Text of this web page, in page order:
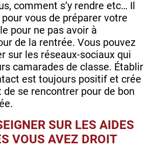
comment s’y rendre etc… Il
vous de préparer votre
pour ne pas avoir à
de la rentrée. Vous pouvez
sur les réseaux-sociaux qui
camarades de classe. Établir
est toujours positif et crée
de se rencontrer pour de bon
SUR LES AIDES
VOUS AVEZ DROIT